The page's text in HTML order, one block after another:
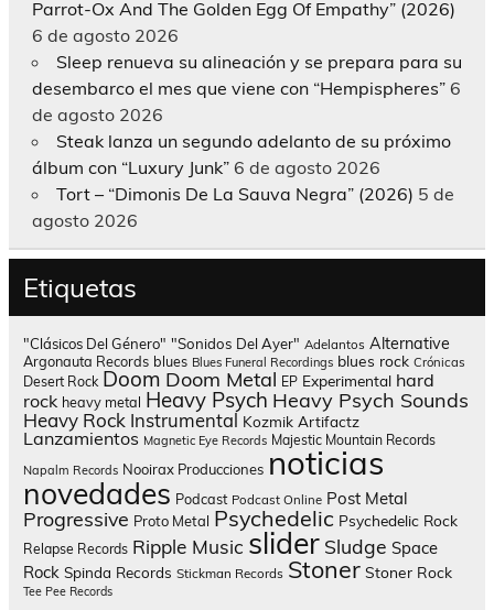
Parrot-Ox And The Golden Egg Of Empathy” (2026)
6 de agosto 2026
Sleep renueva su alineación y se prepara para su
desembarco el mes que viene con “Hempispheres” 6
de agosto 2026
Steak lanza un segundo adelanto de su próximo
álbum con “Luxury Junk” 6 de agosto 2026
Tort – “Dimonis De La Sauva Negra” (2026) 5 de
agosto 2026
Etiquetas
"Clásicos Del Género" "Sonidos Del Ayer" Adelantos Alternative
Argonauta Records blues Blues Funeral Recordings blues rock Crónicas
Desert Rock Doom Doom Metal EP Experimental hard
rock heavy metal Heavy Psych Heavy Psych Sounds
Heavy Rock Instrumental Kozmik Artifactz
Lanzamientos Magnetic Eye Records Majestic Mountain Records
Napalm Records Nooirax Producciones noticias
novedades Podcast Podcast Online Post Metal
Progressive Proto Metal Psychedelic Psychedelic Rock
Relapse Records Ripple Music slider Sludge Space
Rock Spinda Records Stickman Records Stoner Stoner Rock
Tee Pee Records